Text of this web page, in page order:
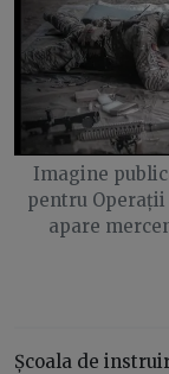
Imagine
pentru Operații
apare
Școala de